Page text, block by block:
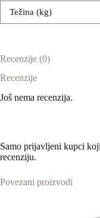
Težina (kg)
Recenzije (0)
Recenzije
Još nema recenzija.
Samo prijavljeni kupci
recenziju.
Povezani proizvodi